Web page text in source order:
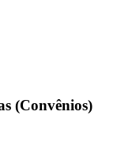
(Convênios)